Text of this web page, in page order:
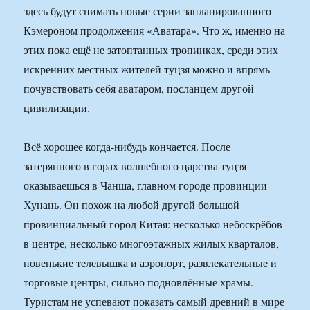
здесь будут снимать новые серии запланированного
Кэмероном продолжения «Аватара». Что ж, именно на
этих пока ещё не затоптанных тропинках, среди этих
искренних местных жителей туцзя можно и впрямь
почувствовать себя аватаром, посланцем другой
цивилизации.
Всё хорошее когда-нибудь кончается. После
затерянного в горах волшебного царства туцзя
оказываешься в Чанша, главном городе провинции
Хунань. Он похож на любой другой большой
провинциальный город Китая: несколько небоскрёбов
в центре, несколько многоэтажных жилых кварталов,
новенькие телевышка и аэропорт, развлекательные и
торговые центры, сильно подновлённые храмы.
Туристам не успевают показать самый древний в мире